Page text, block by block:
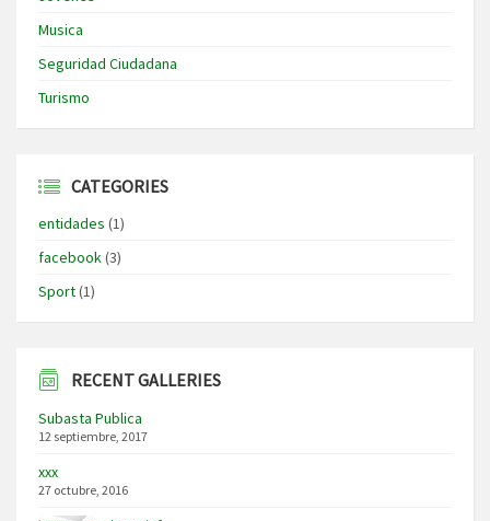
Musica
Seguridad Ciudadana
Turismo
CATEGORIES
entidades (1)
facebook(3)
Sport(1)
RECENT GALLERIES
Subasta Publica
12 septiembre, 2017
xxx
27 octubre, 2016